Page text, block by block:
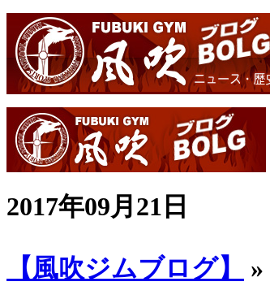
2017年09月21日
【風吹ジムブログ】 »